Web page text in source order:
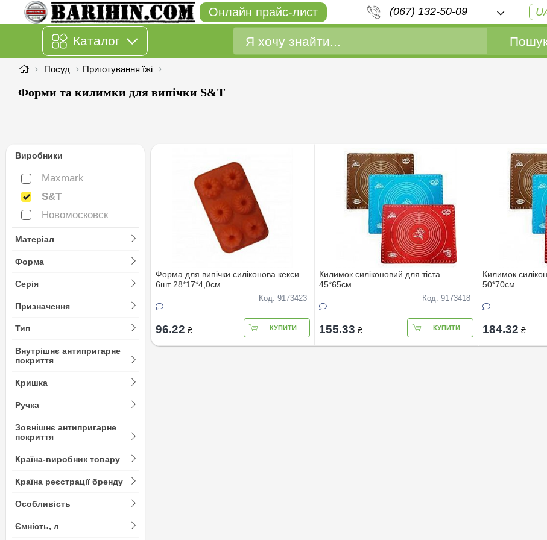
Онлайн прайс-лист (067) 132-50-09
Каталог
Посуд Приготування їжі
Форми та килимки для випічки S&T
Виробники
Maxmark
Maxmark
S&T
S&T
Новомосковск
Новомосковск
Матеріал
Форма
Серія
Призначення
Тип
Внутрішнє антипригарне
покриття
Кришка
Ручка
Зовнішнє антипригарне
покриття
Країна-виробник товару
Країна реєстрації бренду
Особливість
Ємність, л
Форма для випічки силіконова кекси
6шт 28*17*4,0см
Код: 9173423
96.22 ₴ КУПИТИ
Килимок силiконовий для тiста
45*65см
Код: 9173418
155.33 ₴ КУПИТИ
Килимок
50*70см
184.32 ₴